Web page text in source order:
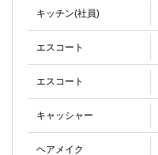
キッチン(社員)
エスコート
エスコート
キャッシャー
ヘアメイク
西船橋
柏（西口）
柏（東口）
東金
栃木県